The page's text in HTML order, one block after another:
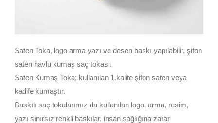
Saten Toka, logo arma yazı ve desen baskı yapılabilir, şifon
saten havlu kumaş saç tokası.
Saten Kumaş Toka; kullanılan 1.kalite şifon saten veya
kadife kumaştır.
Baskılı saç tokalarımız da kullanılan logo, arma, resim,
yazı sınırsız renkli baskılar, insan sağlığına zarar